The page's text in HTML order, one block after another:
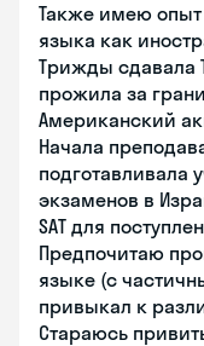
Также имею опыт
языка как
Трижды сдавала
прожила за
Американский
Начала
подготавливала
экзаменов в
SAT для
Предпочитаю
языке (с
привыкал к
Стараюсь